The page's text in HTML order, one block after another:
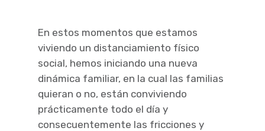
En estos momentos que estamos
viviendo un distanciamiento físico
social, hemos iniciando una nueva
dinámica familiar, en la cual las familias
quieran o no, están conviviendo
prácticamente todo el día y
consecuentemente las fricciones y